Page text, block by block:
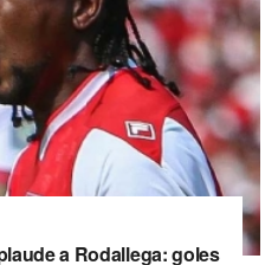
a Rodallega: goles